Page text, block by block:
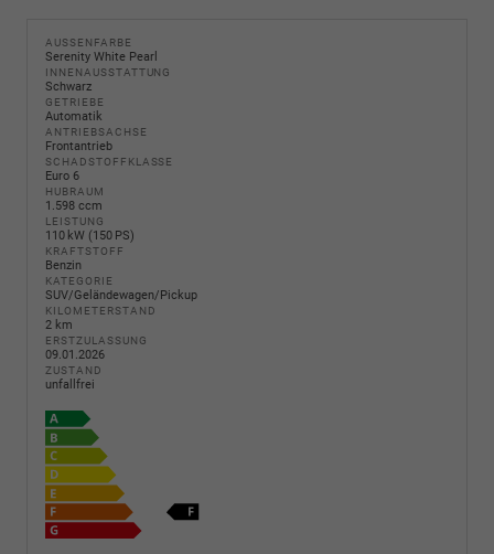
AUSSENFARBE
Serenity White Pearl
INNENAUSSTATTUNG
Schwarz
GETRIEBE
Automatik
ANTRIEBSACHSE
Frontantrieb
SCHADSTOFFKLASSE
Euro 6
HUBRAUM
1.598 ccm
LEISTUNG
110 kW (150 PS)
KRAFTSTOFF
Benzin
KATEGORIE
SUV/Geländewagen/Pickup
KILOMETERSTAND
2 km
ERSTZULASSUNG
09.01.2026
ZUSTAND
unfallfrei